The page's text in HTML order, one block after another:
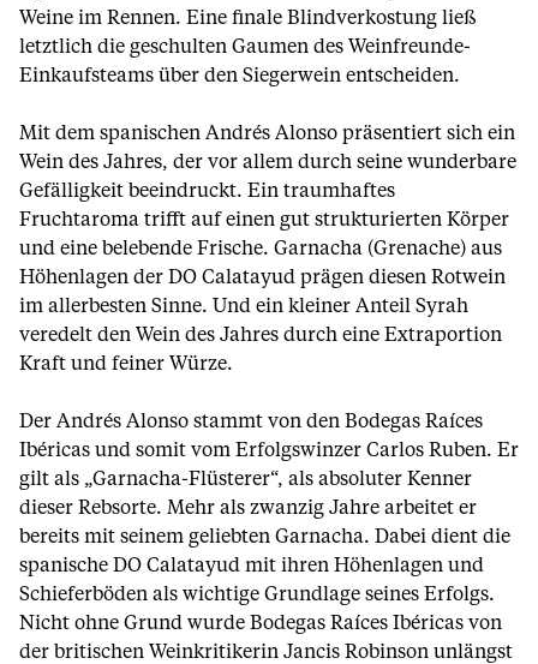
Weine im Rennen. Eine finale Blindverkostung ließ
letztlich die geschulten Gaumen des Weinfreunde-
Einkaufsteams über den Siegerwein entscheiden.
Mit dem spanischen Andrés Alonso präsentiert sich ein
Wein des Jahres, der vor allem durch seine wunderbare
Gefälligkeit beeindruckt. Ein traumhaftes
Fruchtaroma trifft auf einen gut strukturierten Körper
und eine belebende Frische. Garnacha (Grenache) aus
Höhenlagen der DO Calatayud prägen diesen Rotwein
im allerbesten Sinne. Und ein kleiner Anteil Syrah
veredelt den Wein des Jahres durch eine Extraportion
Kraft und feiner Würze.
Der Andrés Alonso stammt von den Bodegas Raíces
Ibéricas und somit vom Erfolgswinzer Carlos Ruben. Er
gilt als „Garnacha-Flüsterer“, als absoluter Kenner
dieser Rebsorte. Mehr als zwanzig Jahre arbeitet er
bereits mit seinem geliebten Garnacha. Dabei dient die
spanische DO Calatayud mit ihren Höhenlagen und
Schieferböden als wichtige Grundlage seines Erfolgs.
Nicht ohne Grund wurde Bodegas Raíces Ibéricas von
der britischen Weinkritikerin Jancis Robinson unlängst